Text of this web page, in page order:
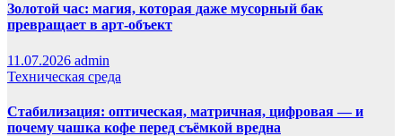
Золотой час: магия, которая даже мусорный бак
превращает в арт-объект
11.07.2026 admin
Техническая среда
Стабилизация: оптическая, матричная, цифровая — и
почему чашка кофе перед съёмкой вредна